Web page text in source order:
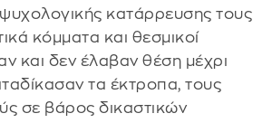
κατάρρευσης τους
κόμματα και θεσμικοί
και δεν έλαβαν θέση μέχρι
τα έκτροπα, τους
σε βάρος δικαστικών